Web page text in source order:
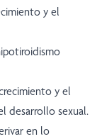
y el
y el
desarrollo sexual.
en lo